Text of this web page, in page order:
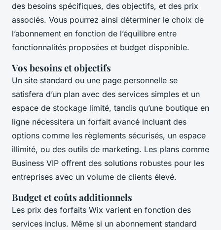
des besoins spécifiques, des objectifs, et des prix
associés. Vous pourrez ainsi déterminer le choix de
l’abonnement en fonction de l’équilibre entre
fonctionnalités proposées et budget disponible.
Vos besoins et objectifs
Un site standard ou une page personnelle se
satisfera d’un plan avec des services simples et un
espace de stockage limité, tandis qu’une boutique en
ligne nécessitera un forfait avancé incluant des
options comme les règlements sécurisés, un espace
illimité, ou des outils de marketing. Les plans comme
Business VIP offrent des solutions robustes pour les
entreprises avec un volume de clients élevé.
Budget et coûts additionnels
Les prix des forfaits Wix varient en fonction des
services inclus. Même si un abonnement standard